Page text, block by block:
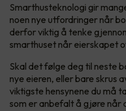
Smarthusteknologi gir
noen nye utfordringer når
derfor viktig å tenke
smarthuset når eierskapet
Skal det følge deg til neste
nye eieren, eller bare skrus
viktigste hensynene du må
som er anbefalt å gjøre når